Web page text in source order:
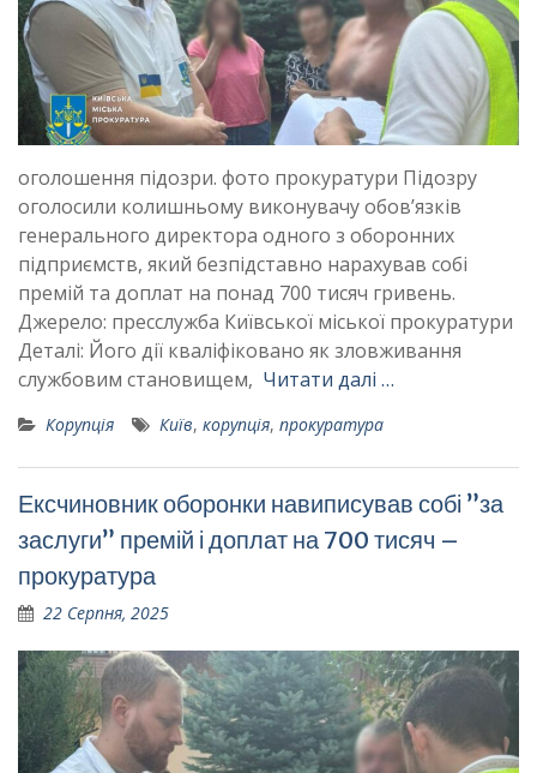
оголошення підозри. фото прокуратури Підозру
оголосили колишньому виконувачу обов’язків
генерального директора одного з оборонних
підприємств, який безпідставно нарахував собі
премій та доплат на понад 700 тисяч гривень.
Джерело: пресслужба Київської міської прокуратури
Деталі: Його дії кваліфіковано як зловживання
службовим становищем, Читати далі …
Корупція Київ, корупція, прокуратура
Ексчиновник оборонки навиписував собі ”за
заслуги” премій і доплат на 700 тисяч –
прокуратура
22 Серпня, 2025